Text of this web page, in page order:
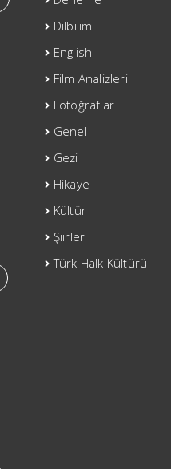
Dilbilim
English
Film Analizleri
Fotoğraflar
Genel
Gezi
Hikaye
Kültür
Şiirler
Türk Halk Kültürü